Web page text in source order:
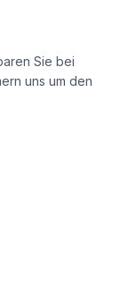
Sie bei
uns um den